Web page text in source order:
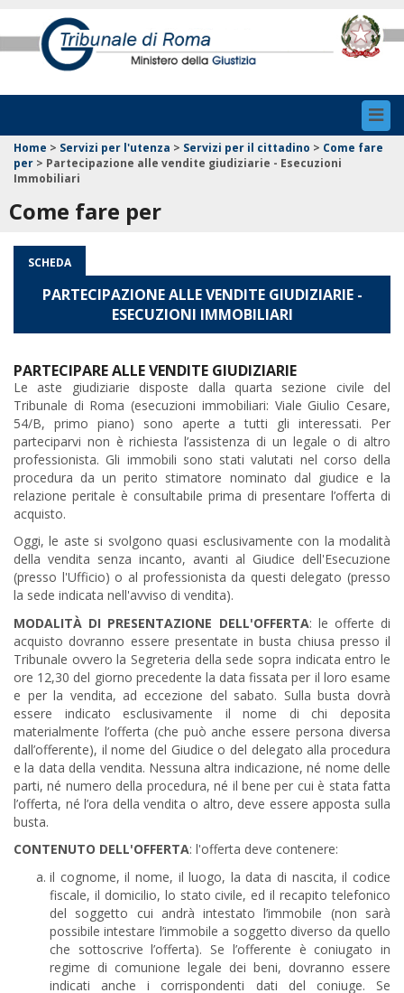
Home > Servizi per l'utenza > Servizi per il cittadino > Come fare
per > Partecipazione alle vendite giudiziarie - Esecuzioni
Immobiliari
Come fare per
SCHEDA
PARTECIPAZIONE ALLE VENDITE GIUDIZIARIE -
ESECUZIONI IMMOBILIARI
PARTECIPARE ALLE VENDITE GIUDIZIARIE
Le aste giudiziarie disposte dalla quarta sezione civile del
Tribunale di Roma (esecuzioni immobiliari: Viale Giulio Cesare,
54/B, primo piano) sono aperte a tutti gli interessati. Per
parteciparvi non è richiesta l’assistenza di un legale o di altro
professionista. Gli immobili sono stati valutati nel corso della
procedura da un perito stimatore nominato dal giudice e la
relazione peritale è consultabile prima di presentare l’offerta di
acquisto.
Oggi, le aste si svolgono quasi esclusivamente con la modalità
della vendita senza incanto, avanti al Giudice dell'Esecuzione
(presso l'Ufficio) o al professionista da questi delegato (presso
la sede indicata nell'avviso di vendita).
MODALITÀ DI PRESENTAZIONE DELL'OFFERTA: le offerte di
acquisto dovranno essere presentate in busta chiusa presso il
Tribunale ovvero la Segreteria della sede sopra indicata entro le
ore 12,30 del giorno precedente la data fissata per il loro esame
e per la vendita, ad eccezione del sabato. Sulla busta dovrà
essere indicato esclusivamente il nome di chi deposita
materialmente l’offerta (che può anche essere persona diversa
dall’offerente), il nome del Giudice o del delegato alla procedura
e la data della vendita. Nessuna altra indicazione, né nome delle
parti, né numero della procedura, né il bene per cui è stata fatta
l’offerta, né l’ora della vendita o altro, deve essere apposta sulla
busta.
CONTENUTO DELL'OFFERTA: l'offerta deve contenere:
il cognome, il nome, il luogo, la data di nascita, il codice
fiscale, il domicilio, lo stato civile, ed il recapito telefonico
del soggetto cui andrà intestato l’immobile (non sarà
possibile intestare l’immobile a soggetto diverso da quello
che sottoscrive l’offerta). Se l’offerente è coniugato in
regime di comunione legale dei beni, dovranno essere
indicati anche i corrispondenti dati del coniuge. Se